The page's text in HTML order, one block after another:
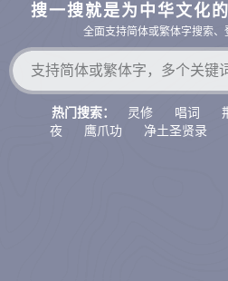
搜一搜就是为中华文化
全面支持简体或繁体字搜索、
热门搜索： 灵修 唱词
夜
鹰爪功 净土圣贤录